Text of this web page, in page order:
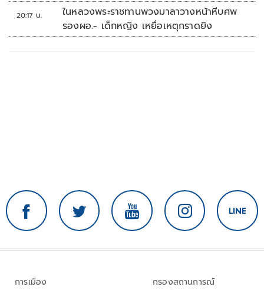
20:17 น.
ในหลวงพระราชทานพวงมาลาวางหน้าหีบศพ
รองผอ.- เด็กหญิง เหยื่อเหตุกราดยิง
การเมือง
กรองสถานการณ์